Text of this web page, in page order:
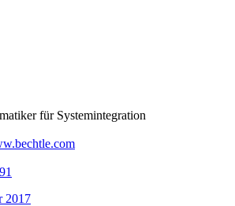
für Systemintegration
2017